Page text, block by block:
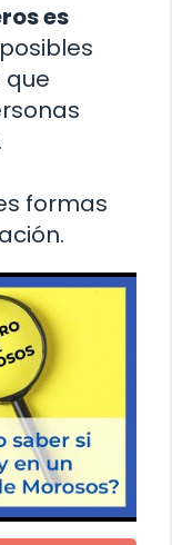
es
formas